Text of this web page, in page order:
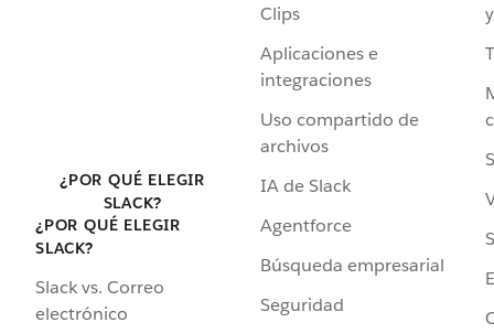
¿POR QUÉ ELEGIR
SLACK?
¿POR QUÉ ELEGIR
SLACK?
Slack vs. Correo
electrónico
Clips
Aplicaciones e
integraciones
Uso compartido de
archivos
IA de Slack
Agentforce
Búsqueda empresarial
Seguridad